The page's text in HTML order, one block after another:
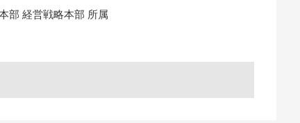
部 経営戦略本部 所属